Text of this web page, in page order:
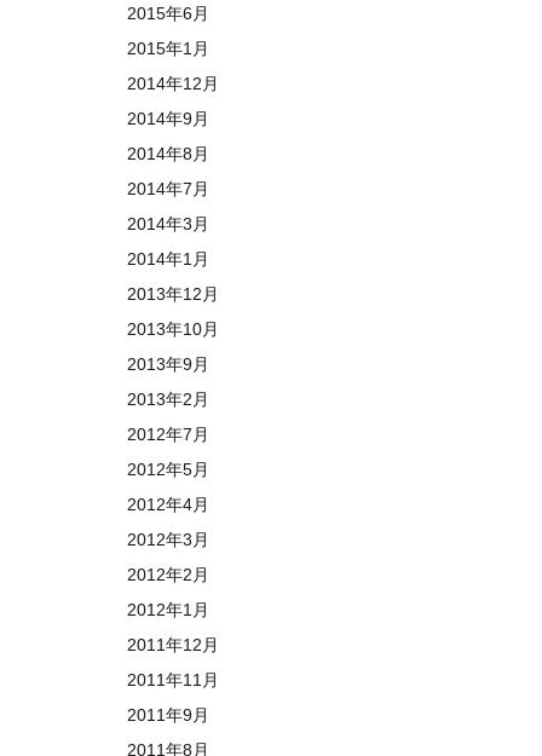
2015年6月
2015年1月
2014年12月
2014年9月
2014年8月
2014年7月
2014年3月
2014年1月
2013年12月
2013年10月
2013年9月
2013年2月
2012年7月
2012年5月
2012年4月
2012年3月
2012年2月
2012年1月
2011年12月
2011年11月
2011年9月
2011年8月